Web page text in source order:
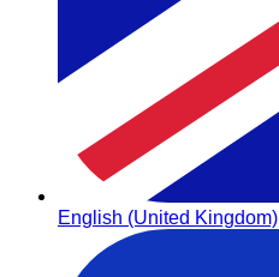
English (United Kingdom)